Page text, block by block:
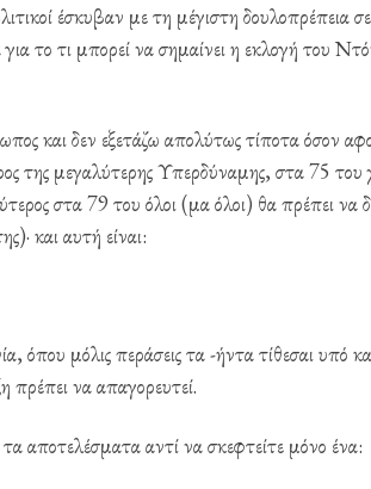
έσκυβαν με τη μέγιστη δουλοπρέπεια
για το τι μπορεί να σημαίνει η εκλογή
και δεν εξετάζω απολύτως τίποτα όσον
της μεγαλύτερης Υπερδύναμης, στα 75 του
στα 79 του όλοι (μα όλοι) θα πρέπει να
και αυτή είναι:
όπου μόλις περάσεις τα -ήντα τίθεσαι
να απαγορευτεί.
αποτελέσματα αντί να σκεφτείτε μόνο ένα: